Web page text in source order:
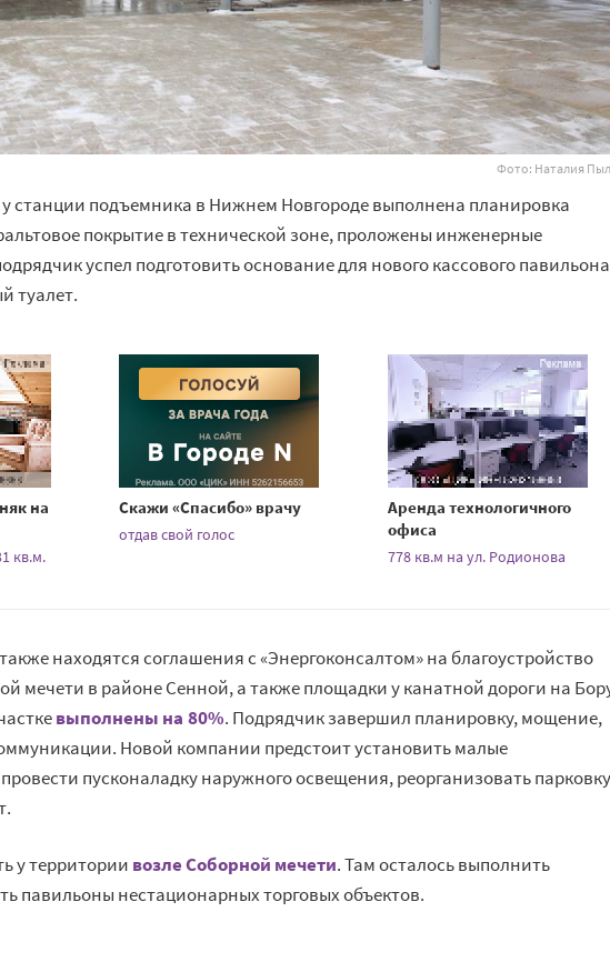
Фото: Наталия
станции подъемника в Нижнем Новгороде выполнена планировка
покрытие в технической зоне, проложены инженерные
успел подготовить основание для нового кассового павильона
туалет.
на
кв.м.
Скажи «Спасибо» врачу
отдав свой голос
Аренда технологичного
офиса
778 кв.м на ул. Родионова
находятся соглашения с «Энергоконсалтом» на благоустройство
мечети в районе Сенной, а также площадки у канатной дороги на
выполнены на 80%. Подрядчик завершил планировку, мощение,
Новой компании предстоит установить малые
пусконаладку наружного освещения, реорганизовать парковку
у территории возле Соборной мечети. Там осталось выполнить
павильоны нестационарных торговых объектов.